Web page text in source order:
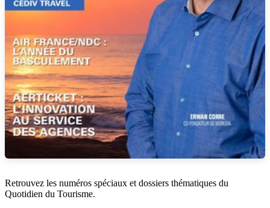
Retrouvez les numéros spéciaux et dossiers thématiques du
Quotidien du Tourisme.